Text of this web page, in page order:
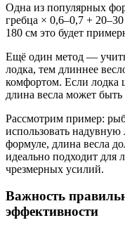
Одна из популярных
гребца × 0,6–0,7 +
180 см это будет
Ещё один метод —
лодка, тем длиннее
комфортом. Если лодка
длина весла может
Рассмотрим пример:
использовать
формуле, длина весла
идеально подходит для
чрезмерных усилий.
Важность
эффективности